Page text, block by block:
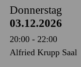
Donnerstag
03.12.2026
20:00 - 22:00
Alfried Krupp Saal